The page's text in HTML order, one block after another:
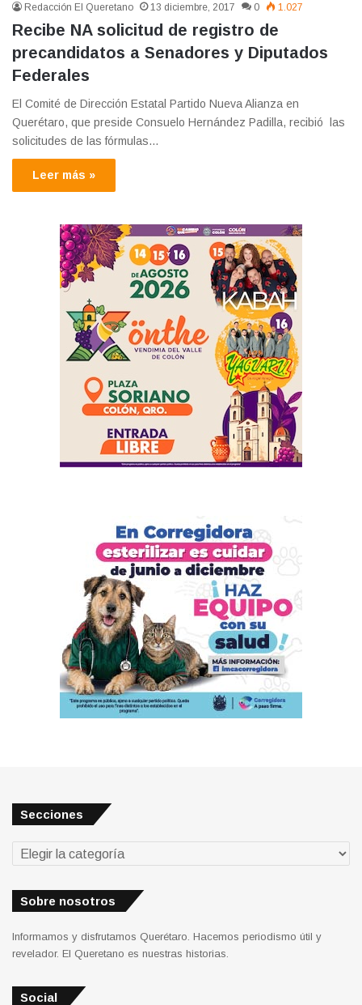
Redacción El Queretano 13 diciembre, 2017 0 1.027
Recibe NA solicitud de registro de
precandidatos a Senadores y Diputados
Federales
El Comité de Dirección Estatal Partido Nueva Alianza en
Querétaro, que preside Consuelo Hernández Padilla, recibió las
solicitudes de las fórmulas…
Leer más »
Secciones
Secciones
Sobre nosotros
Informamos y disfrutamos Querétaro. Hacemos periodismo útil y
revelador. El Queretano es nuestras historias.
Social